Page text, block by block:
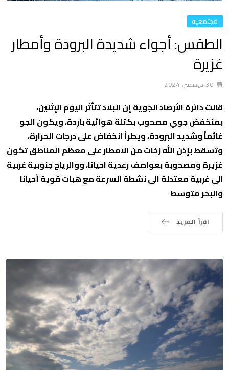
مجتمعية
الطقس: أجواء شديدة البرودة وأمطار
غزيرة
30 ديسمبر، 2024
قالت دائرة الأرصاد الجوية إن البلاد تتأثر اليوم الإثنين،
بمنخفض جوي مصحوب بكتلة هوائية باردة، ويكون الجو
غائماً وشديد البرودة، ويطرأ انخفاض على درجات الحرارة،
وتسقط بإذن الله زخات من الامطار على معظم المناطق تكون
غزيرة ومصحوبة بعواصف رعدية احيانا، ووالرياح جنوبية غربية
الى غربية معتدلة الى نشطة السرعة مع هبات قوية أحيانا
والبحر متوسط
اقرأ المزيد